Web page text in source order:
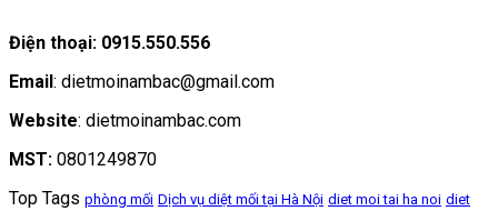
Điện thoại: 0915.550.556
Email : dietmoinambac@gmail.com
Website: dietmoinambac.com
MST: 0801249870
Top Tags phòng mối Dịch vụ diệt mối tại Hà Nội diet moi tai ha noi diet